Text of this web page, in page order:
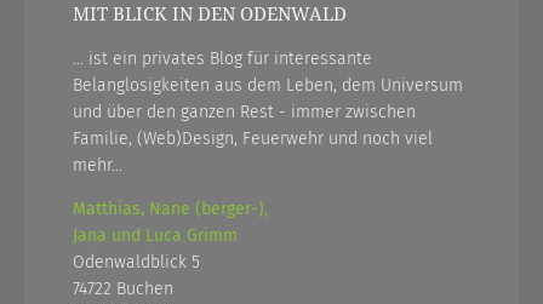
MIT BLICK IN DEN ODENWALD
... ist ein privates Blog für interessante
Belanglosigkeiten aus dem Leben, dem Universum
und über den ganzen Rest - immer zwischen
Familie, (Web)Design, Feuerwehr und noch viel
mehr...
Matthias, Nane (berger-),
Jana und Luca Grimm
Odenwaldblick 5
74722 Buchen